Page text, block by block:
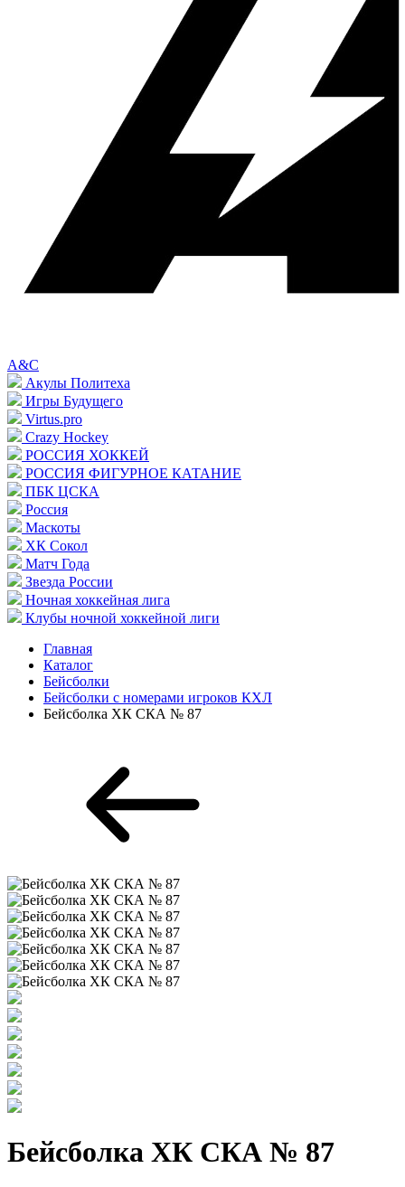
A&C
Акулы Политеха
Игры Будущего
Virtus.pro
Crazy Hockey
РОССИЯ ХОККЕЙ
РОССИЯ ФИГУРНОЕ КАТАНИЕ
ПБК ЦСКА
Россия
Маскоты
ХК Сокол
Матч Года
Звезда России
Ночная хоккейная лига
Клубы ночной хоккейной лиги
Главная
Каталог
Бейсболки
Бейсболки с номерами игроков КХЛ
Бейсболка ХК СКА № 87
Бейсболка ХК СКА № 87